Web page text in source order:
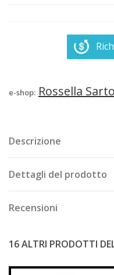
e-shop: Rossella
Descrizione
Dettagli del prodotto
Recensioni
16 ALTRI PRODOTTI